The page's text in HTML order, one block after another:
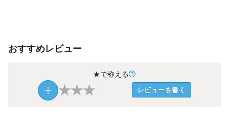
おすすめレビュー
★で称える
★★★ レビューを書く